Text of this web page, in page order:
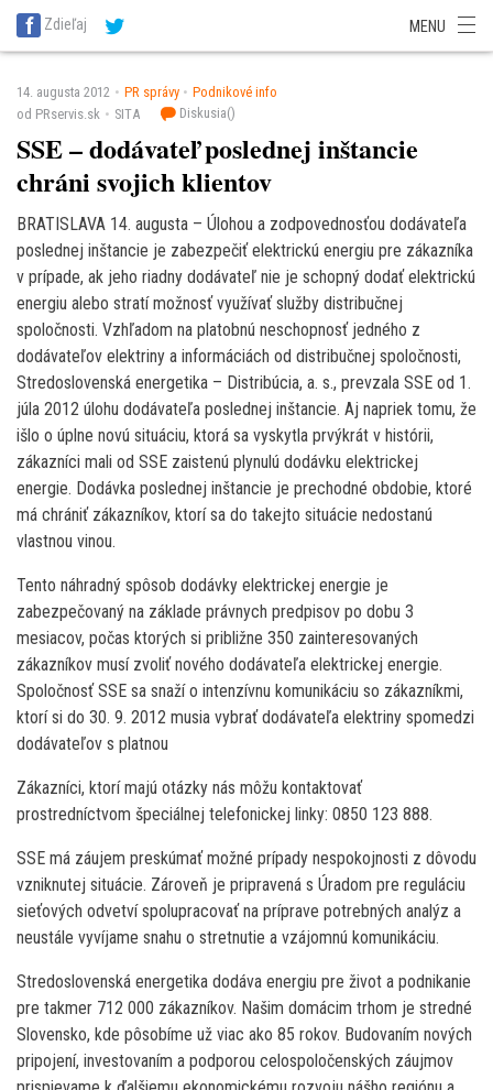
SITA Energetika
SITA Potravinárstvo
Zdieľaj MENU
14. augusta 2012 PR správy
Podnikové info
od PRservis.sk
SITA Diskusia()
SSE – dodávateľ poslednej inštancie
chráni svojich klientov
BRATISLAVA 14. augusta – Úlohou a zodpovednosťou dodávateľa
poslednej inštancie je zabezpečiť elektrickú energiu pre zákazníka
v prípade, ak jeho riadny dodávateľ nie je schopný dodať elektrickú
energiu alebo stratí možnosť využívať služby distribučnej
spoločnosti. Vzhľadom na platobnú neschopnosť jedného z
dodávateľov elektriny a informáciách od distribučnej spoločnosti,
Stredoslovenská energetika – Distribúcia, a. s., prevzala SSE od 1.
júla 2012 úlohu dodávateľa poslednej inštancie. Aj napriek tomu, že
išlo o úplne novú situáciu, ktorá sa vyskytla prvýkrát v histórii,
zákazníci mali od SSE zaistenú plynulú dodávku elektrickej
energie. Dodávka poslednej inštancie je prechodné obdobie, ktoré
má chrániť zákazníkov, ktorí sa do takejto situácie nedostanú
vlastnou vinou.
Tento náhradný spôsob dodávky elektrickej energie je
zabezpečovaný na základe právnych predpisov po dobu 3
mesiacov, počas ktorých si približne 350 zainteresovaných
zákazníkov musí zvoliť nového dodávateľa elektrickej energie.
Spoločnosť SSE sa snaží o intenzívnu komunikáciu so zákazníkmi,
ktorí si do 30. 9. 2012 musia vybrať dodávateľa elektriny spomedzi
dodávateľov s platnou
Zákazníci, ktorí majú otázky nás môžu kontaktovať
prostredníctvom špeciálnej telefonickej linky: 0850 123 888.
SSE má záujem preskúmať možné prípady nespokojnosti z dôvodu
vzniknutej situácie. Zároveň je pripravená s Úradom pre reguláciu
sieťových odvetví spolupracovať na príprave potrebných analýz a
neustále vyvíjame snahu o stretnutie a vzájomnú komunikáciu.
Stredoslovenská energetika dodáva energiu pre život a podnikanie
pre takmer 712 000 zákazníkov. Našim domácim trhom je stredné
Slovensko, kde pôsobíme už viac ako 85 rokov. Budovaním nových
pripojení, investovaním a podporou celospoločenských záujmov